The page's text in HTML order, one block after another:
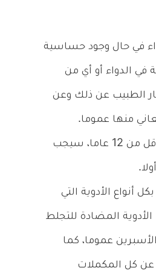
في حال وجود حساسية
في الدواء أو أي من
الطبيب عن ذلك وعن
منها عموما.
بالنسبة للأطفال أقل من 12 عاما، سيجب
أنواع الأدوية التي
المضادة للتجلط
عموما، كما
عن كل المكملات